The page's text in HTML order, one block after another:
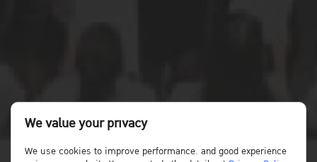
We value your privacy
We use cookies to improve performance. and good experience